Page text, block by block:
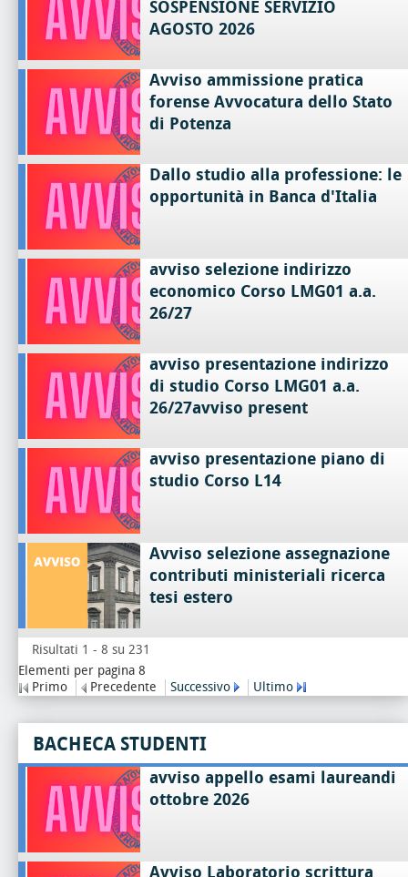
SOSPENSIONE SERVIZIO
AGOSTO 2026
Avviso ammissione pratica
forense Avvocatura dello Stato
di Potenza
Dallo studio alla professione: le
opportunità in Banca d'Italia
avviso selezione indirizzo
economico Corso LMG01 a.a.
26/27
avviso presentazione indirizzo
di studio Corso LMG01 a.a.
26/27avviso present
avviso presentazione piano di
studio Corso L14
Avviso selezione assegnazione
contributi ministeriali ricerca
tesi estero
Risultati 1 - 8 su 231
Elementi per pagina 8
Primo
Precedente Successivo Ultimo
BACHECA STUDENTI
avviso appello esami laureandi
ottobre 2026
Avviso Laboratorio scrittura